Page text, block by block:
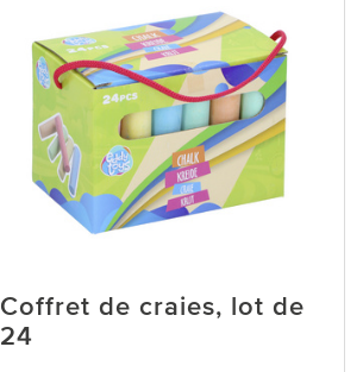
Coffret de craies, lot de
24